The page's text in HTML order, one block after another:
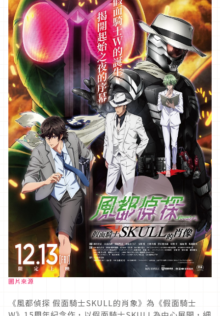
圖片來源
《風都偵探 假面騎士SKULL的肖象》為《假面騎士